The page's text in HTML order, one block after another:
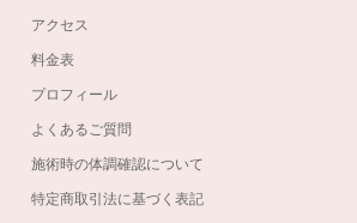
アクセス
料金表
プロフィール
よくあるご質問
施術時の体調確認について
特定商取引法に基づく表記